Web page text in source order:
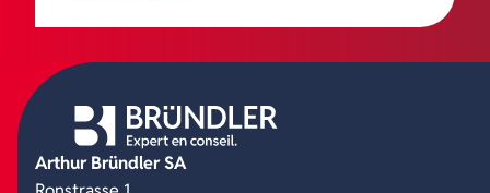
Arthur Bründler SA